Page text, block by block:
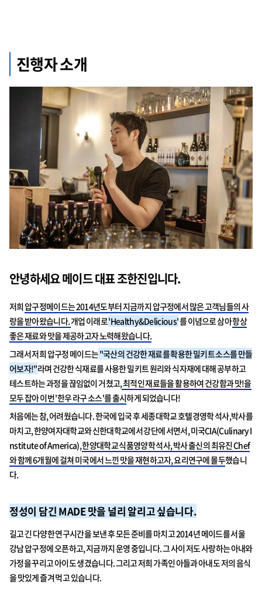
진행자 소개
안녕하세요 메이드 대표 조한진입니다.
저희압구정메이드는 2014년도부터 지금까지 압구정에서 많은 고객님들의 사
랑을 받아왔습니다.개업 이래로'Healthy&Delicious'를 이념으로 삼아항상
좋은 재료와 맛을 제공하고자 노력해왔습니다.
그래서 저희 압구정메이드는"국산의 건강한 재료를 확용한 밀키트 소스를 만들
어보자!"라며 건강한 식재료를 사용한 밀키트 원리와 식자재에 대해 공부하고
테스트하는 과정을 끊임없이 거쳤고,최적인 재료들을 활용하여 건강함과 맛!을
모두 잡아 이번 '한우 라구 소스'를 출시하게 되었습니다!
처음에는 참, 어려웠습니다. 한국에 입국 후 세종대학교 호텔경영학 석사,박사를
마치고, 한양여자대학교와 신한대학교에서 강단에 서면서, 미국CIA(Culinary I
nstitute of America),한양대학교 식품영양학 석사, 박사 출신의 최유진 Chef
와 함께 6개월에 걸쳐 미국에서 느낀 맛을 재현하고자, 요리연구에 몰두했습니
다.
정성이 담긴 MADE 맛을 널리 알리고 싶습니다.
길고 긴 다양한 연구시간을 보낸 후 모든 준비를 마치고 2014년메이드를 서울
강남 압구정에 오픈하고, 지금까지 운영 중입니다. 그 사이 저도 사랑하는 아내와
가정을 꾸리고 아이도 생겼습니다. 그리고 저희 가족인 아들과 아내도 저의 음식
을 맛있게 즐겨 먹고 있습니다.